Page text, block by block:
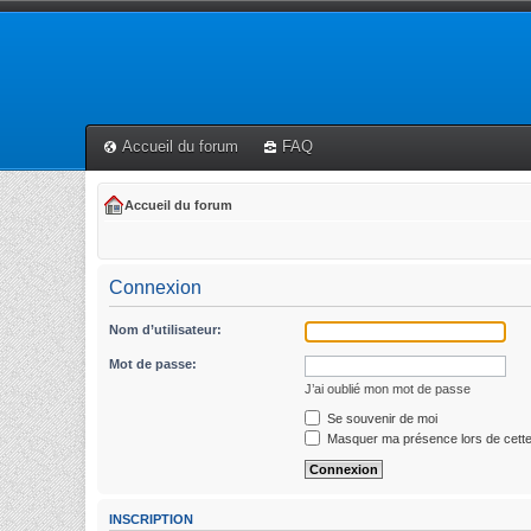
Accueil du forum FAQ
Accueil du forum
Connexion
Nom d’utilisateur:
Mot de passe:
J’ai oublié mon mot de passe
Se souvenir de moi
Masquer ma présence lors de
INSCRIPTION